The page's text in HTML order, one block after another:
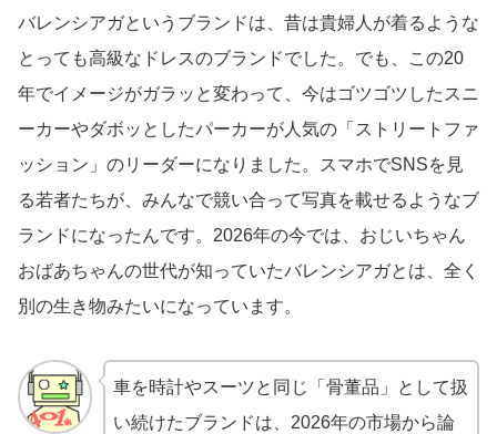
バレンシアガというブランドは、昔は貴婦人が着るような
とっても高級なドレスのブランドでした。でも、この20
年でイメージがガラッと変わって、今はゴツゴツしたスニ
ーカーやダボッとしたパーカーが人気の「ストリートファ
ッション」のリーダーになりました。スマホでSNSを見
る若者たちが、みんなで競い合って写真を載せるようなブ
ランドになったんです。2026年の今では、おじいちゃん
おばあちゃんの世代が知っていたバレンシアガとは、全く
別の生き物みたいになっています。
車を時計やスーツと同じ「骨董品」として扱
い続けたブランドは、2026年の市場から論